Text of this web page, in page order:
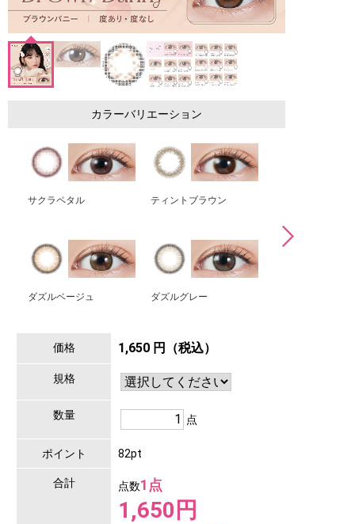
カラーバリエーション
サクラペタル ティントブラウン
ダズルベージュ ダズルグレー
価格 1,650 円（税込）
規格
数量 点
ポイント 82pt
合計 点数1点
1,650円